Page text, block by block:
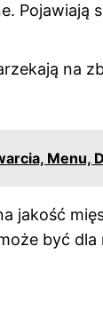
Pojawiają
na
Menu,
jakość
być